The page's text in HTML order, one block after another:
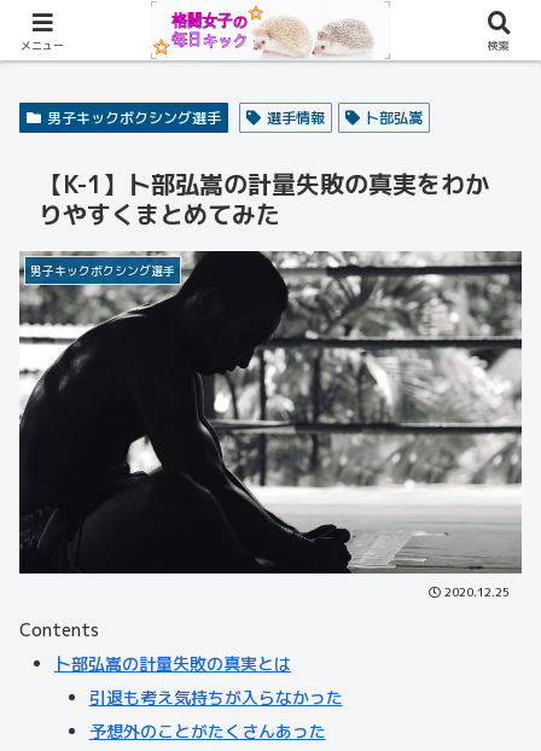
男子キックボクシング選手 選手情報 卜部弘嵩
【K-1】卜部弘嵩の計量失敗の真実をわか
りやすくまとめてみた
男子キックボクシング選手
2020.12.25
Contents
卜部弘嵩の計量失敗の真実とは
引退も考え気持ちが入らなかった
予想外のことがたくさんあった
メニュー 検索